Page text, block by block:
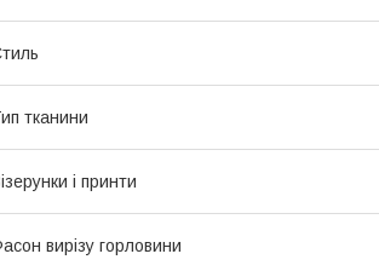
тканини
і принти
вирізу горловини